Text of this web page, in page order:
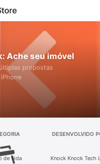
Ache seu imóvel
propostas
de vida
DESENVOLVIDO
Knock Knock Tech